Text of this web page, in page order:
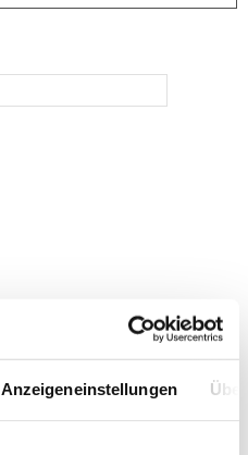
Anzeigeneinstellungen